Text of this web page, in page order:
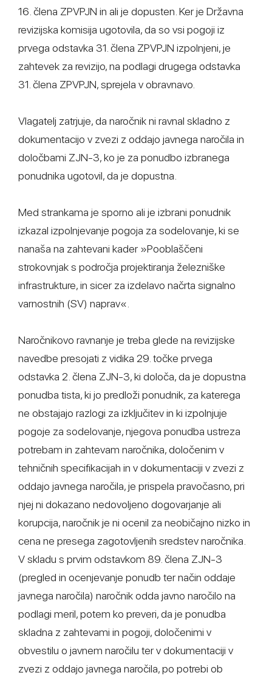
16. člena ZPVPJN in ali je dopusten. Ker je Državna
revizijska komisija ugotovila, da so vsi pogoji iz
prvega odstavka 31. člena ZPVPJN izpolnjeni, je
zahtevek za revizijo, na podlagi drugega odstavka
31. člena ZPVPJN, sprejela v obravnavo.
Vlagatelj zatrjuje, da naročnik ni ravnal skladno z
dokumentacijo v zvezi z oddajo javnega naročila in
določbami ZJN-3, ko je za ponudbo izbranega
ponudnika ugotovil, da je dopustna.
Med strankama je sporno ali je izbrani ponudnik
izkazal izpolnjevanje pogoja za sodelovanje, ki se
nanaša na zahtevani kader »Pooblaščeni
strokovnjak s področja projektiranja železniške
infrastrukture, in sicer za izdelavo načrta signalno
varnostnih (SV) naprav«.
Naročnikovo ravnanje je treba glede na revizijske
navedbe presojati z vidika 29. točke prvega
odstavka 2. člena ZJN-3, ki določa, da je dopustna
ponudba tista, ki jo predloži ponudnik, za katerega
ne obstajajo razlogi za izključitev in ki izpolnjuje
pogoje za sodelovanje, njegova ponudba ustreza
potrebam in zahtevam naročnika, določenim v
tehničnih specifikacijah in v dokumentaciji v zvezi z
oddajo javnega naročila, je prispela pravočasno, pri
njej ni dokazano nedovoljeno dogovarjanje ali
korupcija, naročnik je ni ocenil za neobičajno nizko in
cena ne presega zagotovljenih sredstev naročnika.
V skladu s prvim odstavkom 89. člena ZJN-3
(pregled in ocenjevanje ponudb ter način oddaje
javnega naročila) naročnik odda javno naročilo na
podlagi meril, potem ko preveri, da je ponudba
skladna z zahtevami in pogoji, določenimi v
obvestilu o javnem naročilu ter v dokumentaciji v
zvezi z oddajo javnega naročila, po potrebi ob